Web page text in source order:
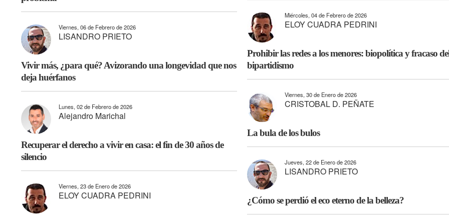
Viernes, 06 de Febrero de 2026
LISANDRO PRIETO
Vivir más, ¿para qué? Avizorando una longevidad que nos
deja huérfanos
Lunes, 02 de Febrero de 2026
Alejandro Marichal
Recuperar el derecho a vivir en casa: el fin de 30 años de
silencio
Viernes, 23 de Enero de 2026
ELOY CUADRA PEDRINI
Miércoles, 04 de Febrero de 2026
ELOY CUADRA PEDRINI
Prohibir las redes a los menores: biopolítica y fracaso
bipartidismo
Viernes, 30 de Enero de 2026
CRISTOBAL D. PEÑATE
La bula de los bulos
Jueves, 22 de Enero de 2026
LISANDRO PRIETO
¿Cómo se perdió el eco eterno de la belleza?